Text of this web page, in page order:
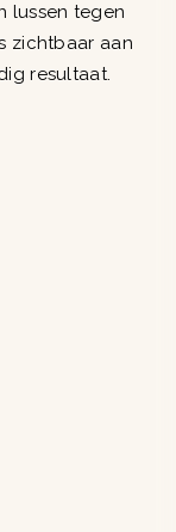
lussen tegen
zichtbaar aan
resultaat.